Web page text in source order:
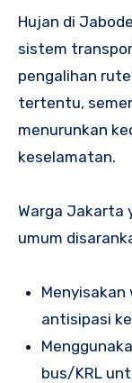
Hujan di
sistem
pengalihan
tertentu,
menurunkan
keselamatan.
Warga Jakarta
umum
antisipasi
bus/KRL